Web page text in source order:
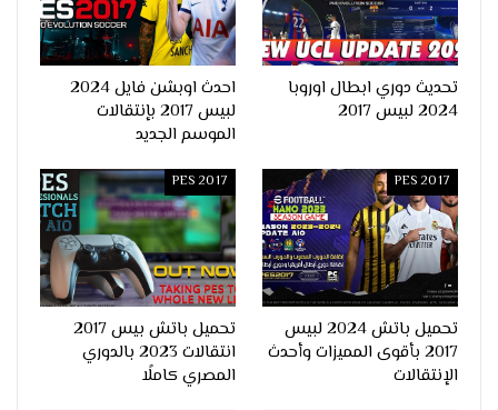
تحديث دوري ابطال اوروبا
2024 لبيس 2017
احدث اوبشن فايل 2024
لبيس 2017 بإنتقالات
الموسم الجديد
PES 2017
تحميل باتش 2024 لبيس
2017 بأقوى المميزات وأحدث
الإنتقالات
PES 2017
تحميل باتش بيس 2017
انتقالات 2023 بالدوري
المصري كاملًا